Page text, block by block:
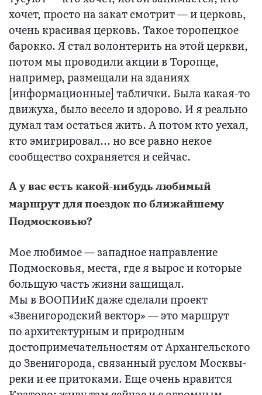
хочет, просто на закат смотрит — и церковь,
очень красивая церковь. Такое торопецкое
барокко. Я стал волонтерить на этой церкви,
потом мы проводили акции в Торопце,
например, размещали на зданиях
[информационные] таблички. Была какая-то
движуха, было весело и здорово. И я реально
думал там остаться жить. А потом кто уехал,
кто эмигрировал... но все равно некое
сообщество сохраняется и сейчас.
А у вас есть какой-нибудь любимый
маршрут для поездок по ближайшему
Подмосковью?
Мое любимое — западное направление
Подмосковья, места, где я вырос и которые
большую часть жизни защищал.
Мы в ВООПИиК даже сделали проект
«Звенигородский вектор» — это маршрут
по архитектурным и природным
достопримечательностям от Архангельского
до Звенигорода, связанный руслом Москвы-
реки и ее притоками. Еще очень нравится